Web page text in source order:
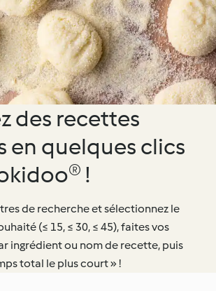
des recettes
en quelques clics
!
de recherche et sélectionnez le
(≤ 15, ≤ 30, ≤ 45), faites vos
ingrédient ou nom de recette, puis
total le plus court » !